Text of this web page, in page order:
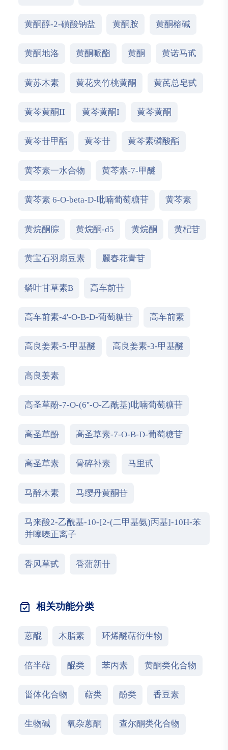
黄酮醇-2-磺酸钠盐 黄酮胺 黄酮榕碱
黄酮地洛 黄酮哌酯 黄酮 黄诺马甙
黄苏木素 黄花夹竹桃黄酮 黄芪总皂甙
黄芩黄酮II 黄芩黄酮I 黄芩黄酮
黄芩苷甲酯 黄芩苷 黄芩素磷酸酯
黄芩素一水合物 黄芩素-7-甲醚
黄芩素 6-O-beta-D-吡喃葡萄糖苷 黄芩素
黄烷酮腙 黄烷酮-d5 黄烷酮 黄杞苷
黄宝石羽扇豆素 麗春花青苷
鳞叶甘草素B 高车前苷
高车前素-4'-O-Β-D-葡萄糖苷 高车前素
高良姜素-5-甲基醚 高良姜素-3-甲基醚
高良姜素
高圣草酚-7-O-(6''-O-乙酰基)吡喃葡萄糖苷
高圣草酚 高圣草素-7-O-Β-D-葡萄糖苷
高圣草素 骨碎补素 马里甙
马醉木素 马缨丹黄酮苷
马来酸2-乙酰基-10-[2-(二甲基氨)丙基]-10H-苯
并噻嗪正离子
香风草甙 香蒲新苷
相关功能分类
蒽醌 木脂素 环烯醚萜衍生物
倍半萜 醌类 苯丙素 黄酮类化合物
甾体化合物 萜类 酚类 香豆素
生物碱 氧杂蒽酮 查尔酮类化合物